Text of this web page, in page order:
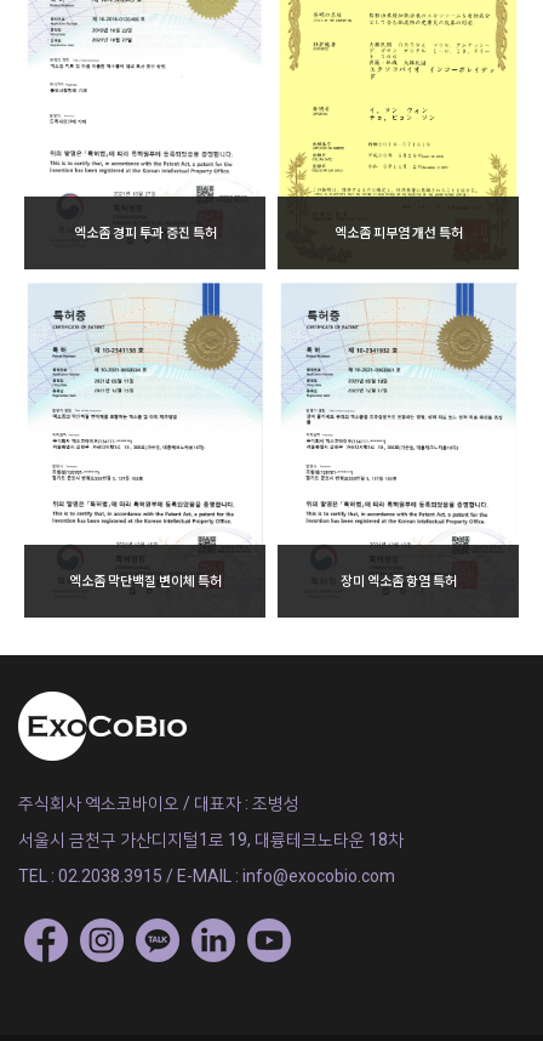
엑소좀 경피 투과 증진 특허 엑소좀 피부염 개선 특허
엑소좀 막단백질 변이체 특허 장미 엑소좀 항염 특허
주식회사 엑소코바이오 / 대표자 : 조병성
서울시 금천구 가산디지털1로 19, 대륭테크노타운 18차
TEL : 02.2038.3915 / E-MAIL : info@exocobio.com